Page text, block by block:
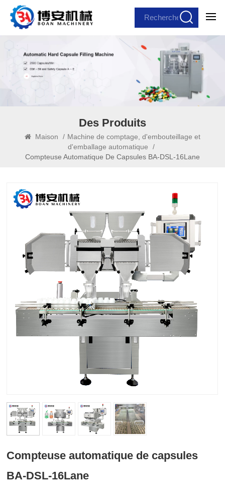
Des Produits
Maison / Machine de comptage, d'embouteillage et
d'emballage automatique
/
Compteuse Automatique De Capsules BA-DSL-16Lane
Compteuse automatique de capsules
BA-DSL-16Lane